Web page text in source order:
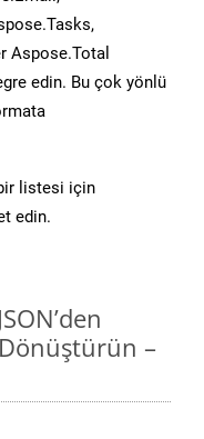
Aspose.Total
edin. Bu çok yönlü
listesi için
edin.
–